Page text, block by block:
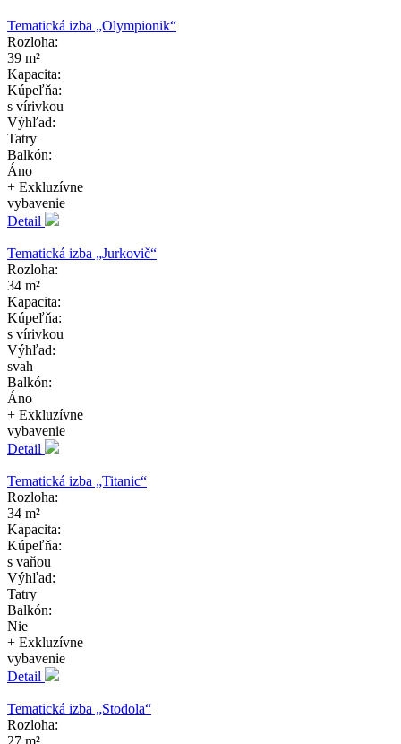
Tematická izba „Olympionik“
Rozloha:
39 m²
Kapacita:
Kúpeľňa:
s vírivkou
Výhľad:
Tatry
Balkón:
Áno
+ Exkluzívne
vybavenie
Detail
Tematická izba „Jurkovič“
Rozloha:
34 m²
Kapacita:
Kúpeľňa:
s vírivkou
Výhľad:
svah
Balkón:
Áno
+ Exkluzívne
vybavenie
Detail
Tematická izba „Titanic“
Rozloha:
34 m²
Kapacita:
Kúpeľňa:
s vaňou
Výhľad:
Tatry
Balkón:
Nie
+ Exkluzívne
vybavenie
Detail
Tematická izba „Stodola“
Rozloha:
27 m²